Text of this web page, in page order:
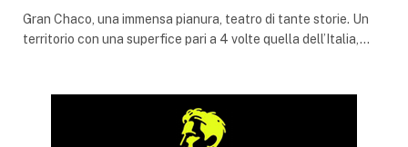
Gran Chaco, una immensa pianura, teatro di tante storie. Un
territorio con una superfice pari a 4 volte quella dell’Italia,…